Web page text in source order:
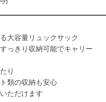
大容量リュックサック
っきり収納可能でキャリー
り
類の収納も安心
ただけます